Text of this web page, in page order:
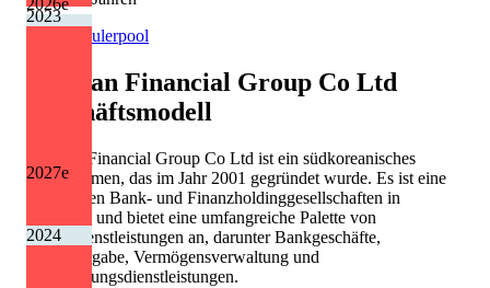
2026e
2027e
2023
2024
Quelle: Eulerpool
Shinhan Financial Group Co Ltd
Geschäftsmodell
Shinhan Financial Group Co Ltd ist ein südkoreanisches
Unternehmen, das im Jahr 2001 gegründet wurde. Es ist eine
der größten Bank- und Finanzholdinggesellschaften in
Südkorea und bietet eine umfangreiche Palette von
Finanzdienstleistungen an, darunter Bankgeschäfte,
Kreditvergabe, Vermögensverwaltung und
Versicherungsdienstleistungen.